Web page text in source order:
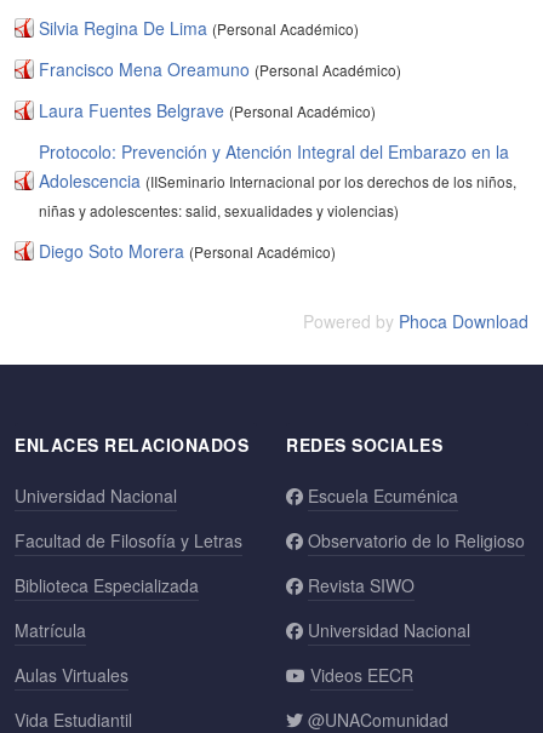
Silvia Regina De Lima (Personal Académico)
Francisco Mena Oreamuno (Personal Académico)
Laura Fuentes Belgrave (Personal Académico)
Protocolo: Prevención y Atención Integral del Embarazo en la
Adolescencia (IISeminario Internacional por los derechos de los niños,
niñas y adolescentes: salid, sexualidades y violencias)
Diego Soto Morera (Personal Académico)
Powered by Phoca Download
ENLACES RELACIONADOS
Universidad Nacional
Facultad de Filosofía y Letras
Biblioteca Especializada
Matrícula
Aulas Virtuales
Vida Estudiantil
REDES SOCIALES
Escuela Ecuménica
Observatorio de lo Religioso
Revista SIWO
Universidad Nacional
Videos EECR
@UNAComunidad